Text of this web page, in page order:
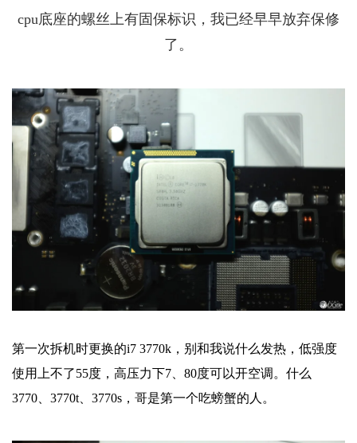
cpu底座的螺丝上有固保标识，我已经早早放弃保修
了。
第一次拆机时更换的i7 3770k，别和我说什么发热，低强度
使用上不了55度，高压力下7、80度可以开空调。什么
3770、3770t、3770s，哥是第一个吃螃蟹的人。